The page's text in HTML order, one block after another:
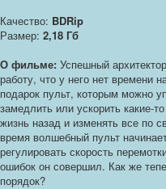
Качество: BDRip
Размер: 2,18 Гб
О фильме: Успешный
работу, что у него нет времени
подарок пульт, которым можно
замедлить или ускорить какие-
жизнь назад и изменять все по
время волшебный пульт
регулировать скорость
ошибок он совершил. Как же
порядок?